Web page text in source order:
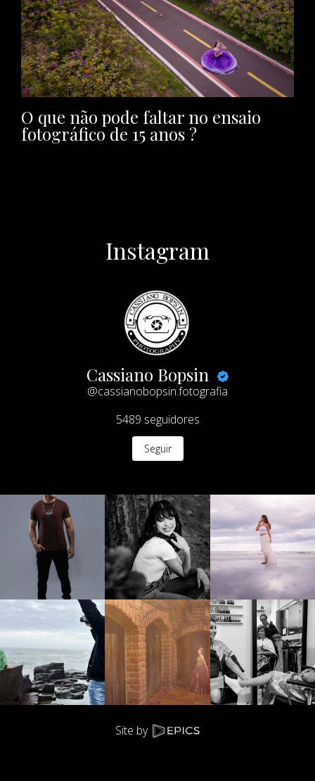
O que não pode faltar no ensaio
fotográfico de 15 anos ?
Instagram
Cassiano Bopsin
@cassianobopsin.fotografia
5489 seguidores
Seguir
Site by